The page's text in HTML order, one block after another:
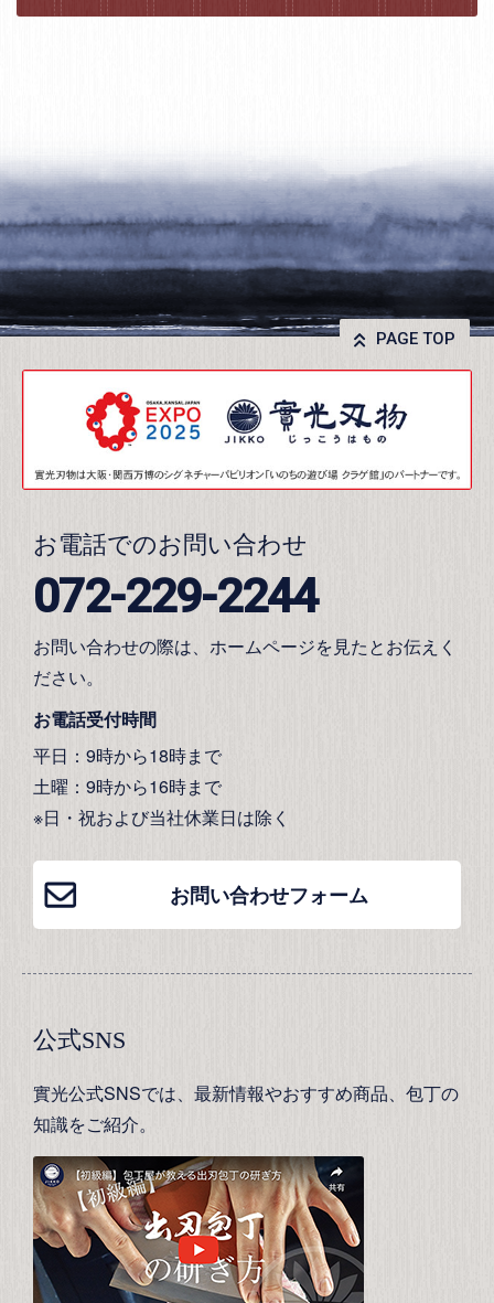
PAGE TOP
お電話でのお問い合わせ
072-229-2244
お問い合わせの際は、ホームページを見たとお伝えく
ださい。
お電話受付時間
平日：9時から18時まで
土曜：9時から16時まで
※日・祝および当社休業日は除く
お問い合わせフォーム
公式SNS
實光公式SNSでは、最新情報やおすすめ商品、包丁の
知識をご紹介。